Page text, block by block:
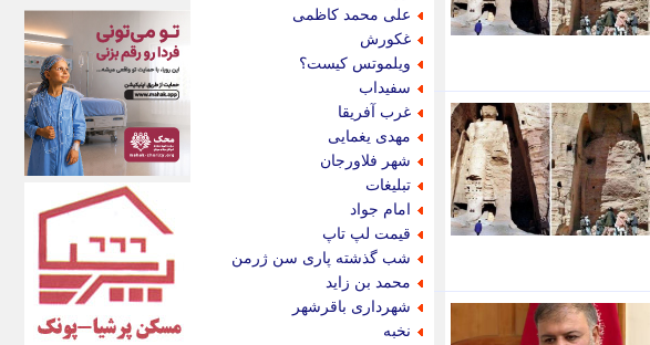
علی محمد کاظمی
غکورش
ویلموتس کیست؟
سفیداب
غرب آفریقا
مهدی یغمایی
شهر فلاورجان
تبلیغات
امام جواد
قیمت لپ تاپ
شب گذشته پاری سن ژرمن
محمد بن زاید
شهرداری باقرشهر
نخبه
اکوفارس
اکونگار
اکونیوز
الف
انتشار آنلاین
اندیشه قرن
اندیشه معاصر
اندیشه ها
انرژی پرس
ای استخدام
ایتنا
ایراف
ایران آرت